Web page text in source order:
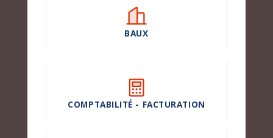
BAUX
COMPTABILITÉ - FACTURATION